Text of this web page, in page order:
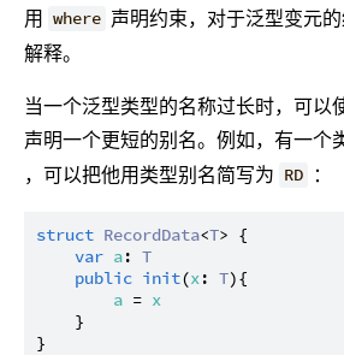
用 where 声明约束，对于泛型变元
解释。
当一个泛型类型的名称过长时，可以
声明一个更短的别名。例如，有一个
，可以把他用类型别名简写为 RD ：
struct RecordData<T> {
var a: T
public init(x: T){
a = x
    }
}